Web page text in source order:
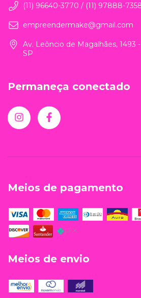
(11) 96640-3770 / (11) 97888-
empreendermake@gmail.com
Av. Leôncio de Magalhães, 1493
SP
Permaneça conectado
Meios de pagamento
Meios de envio